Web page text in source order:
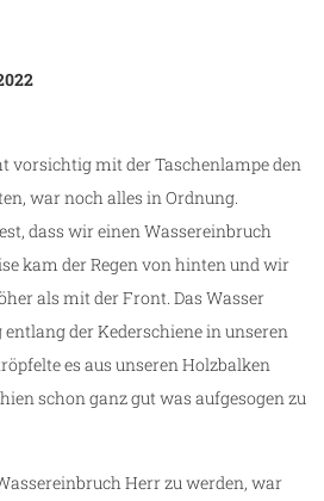
vorsichtig mit der Taschenlampe den
war noch alles in Ordnung.
dass wir einen Wassereinbruch
kam der Regen von hinten und wir
als mit der Front. Das Wasser
der Kederschiene in unseren
es aus unseren Holzbalken
schon ganz gut was aufgesogen zu
Herr zu werden, war